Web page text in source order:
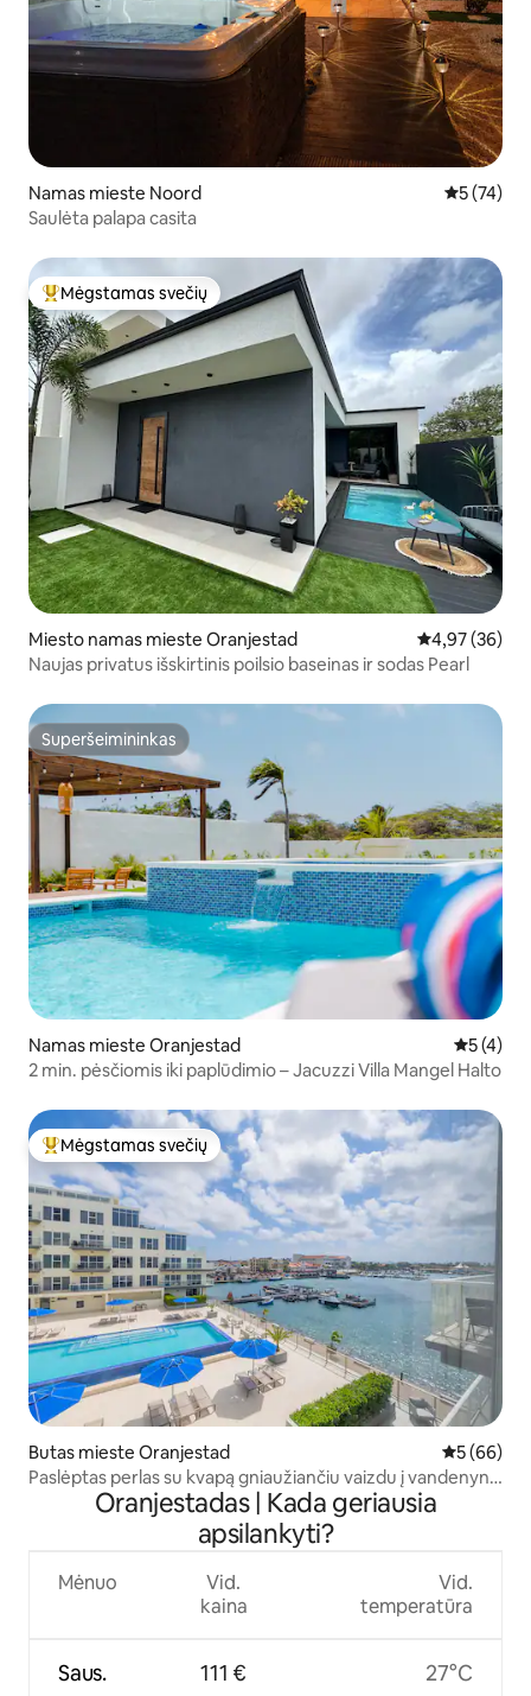
Namas mieste Noord Vidutinis
5 (74)
Saulėta palapa casita
Svečių mėgstamiausias
Mėgstamas svečių
Miesto namas mieste Oranjestad Vidutinis
4,97 (36)
Naujas privatus išskirtinis poilsio baseinas ir sodas Pearl
Superšeimininkas
Superšeimininkas
Namas mieste Oranjestad Vidutinis
5 (4)
2 min. pėsčiomis iki paplūdimio – Jacuzzi Villa Mangel Halto
Svečių mėgstamiausias
Mėgstamas svečių
Butas mieste Oranjestad Vidutinis
5 (66)
Paslėptas perlas su kvapą gniaužiančiu vaizdu į vandenyną
ir baseinąOranjestadas | Kada geriausia
apsilankyti?
Mėnuo
Saus.
Vid.
kaina
111 €
Vid.
temperatūra
27°C